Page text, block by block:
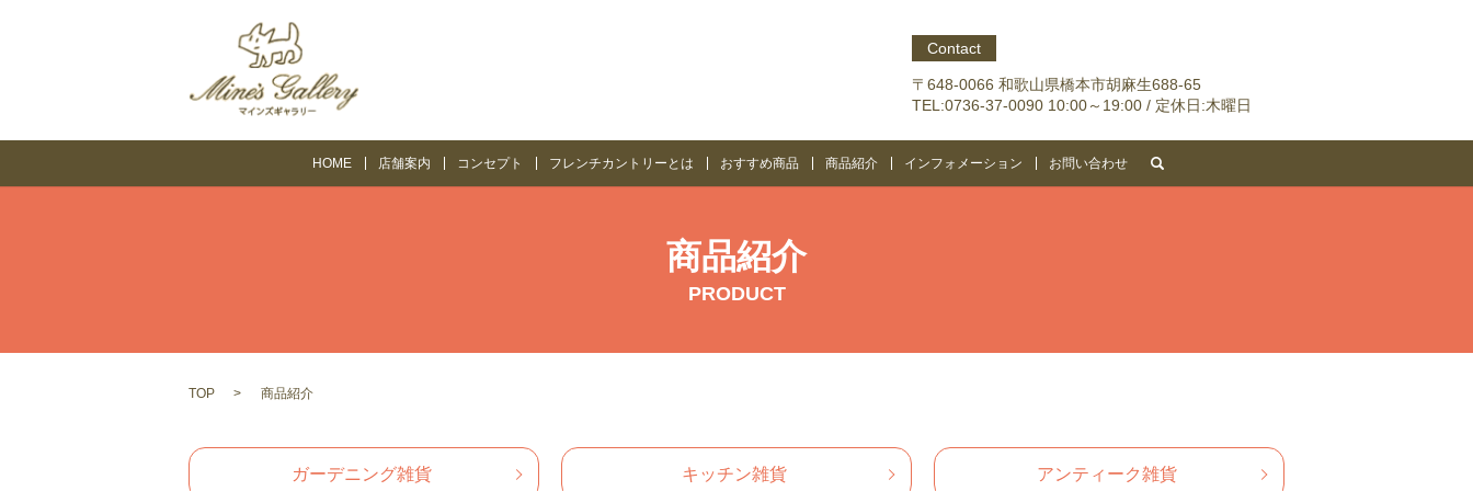
Contact
〒648-0066 和歌山県橋本市胡麻生688-65
TEL:0736-37-0090 10:00～19:00 / 定休日:木曜日
HOME 店舗案内 コンセプト フレンチカントリーとは おすすめ商品 商品紹介 インフォメーション お問い合わせ
商品紹介
PRODUCT
TOP 商品紹介
ガーデニング雑貨 キッチン雑貨 アンティーク雑貨